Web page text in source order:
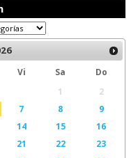
Vi Sa
Do
1
2
7 8
9
14 15
16
21 22
23